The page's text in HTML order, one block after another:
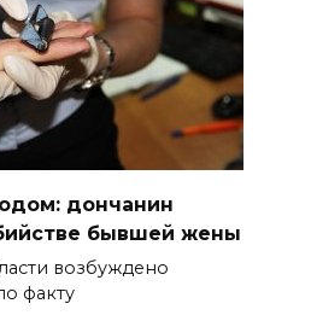
дончанин
бывшей жены
возбуждено
факту